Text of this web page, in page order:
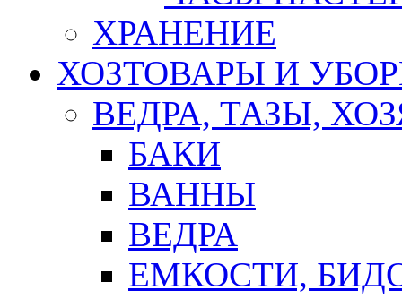
ХРАНЕНИЕ
ХОЗТОВАРЫ И
ВЕДРА, ТАЗЫ,
БАКИ
ВАННЫ
ВЕДРА
ЕМКОСТИ,